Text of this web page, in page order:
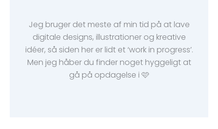
Jeg bruger det meste af min tid på at lave
digitale designs, illustrationer og kreative
idéer, så siden her er lidt et ‘work in progress’.
Men jeg håber du finder noget hyggeligt at
gå på opdagelse i 🩷